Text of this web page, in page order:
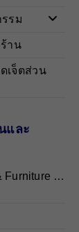
รม
าน
เจ็ตส่วน
และ
Furniture …